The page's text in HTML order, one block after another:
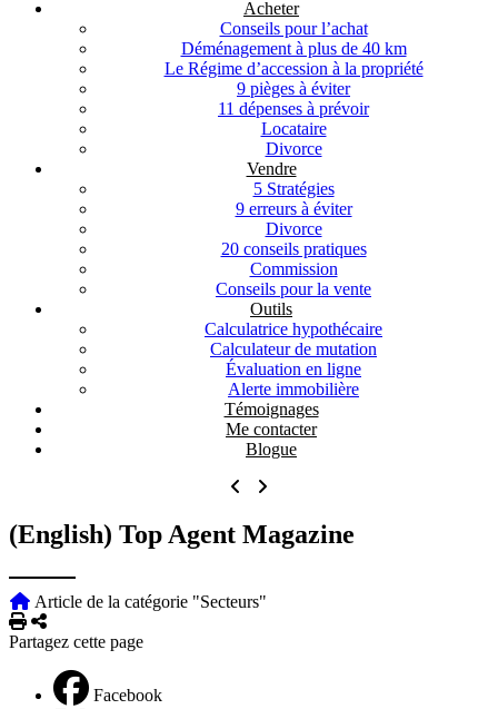
Acheter
Conseils pour l’achat
Déménagement à plus de 40 km
Le Régime d’accession à la propriété
9 pièges à éviter
11 dépenses à prévoir
Locataire
Divorce
Vendre
5 Stratégies
9 erreurs à éviter
Divorce
20 conseils pratiques
Commission
Conseils pour la vente
Outils
Calculatrice hypothécaire
Calculateur de mutation
Évaluation en ligne
Alerte immobilière
Témoignages
Me contacter
Blogue
(English) Top Agent Magazine
Article de la catégorie "Secteurs"
Imprimer
Partager
Partagez cette page
Facebook